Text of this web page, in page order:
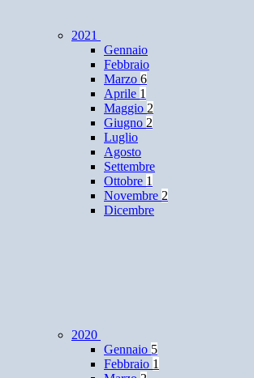
2021
Gennaio
Febbraio
Marzo 6
Aprile 1
Maggio 2
Giugno 2
Luglio
Agosto
Settembre
Ottobre 1
Novembre 2
Dicembre
2020
Gennaio 5
Febbraio 1